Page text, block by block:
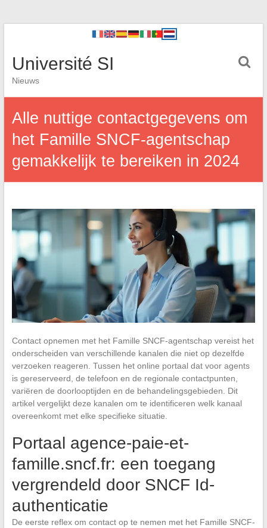
Université SI
Nieuws
Alle nuttige contactgegevens om
het Famille SNCF-agentschap
gemakkelijk te bereiken in 2024
Contact opnemen met het Famille SNCF-agentschap vereist het
onderscheiden van verschillende kanalen die niet op dezelfde
verzoeken reageren. Tussen het online portaal dat voor agents
is gereserveerd, de telefoon en de regionale contactpunten,
variëren de doorlooptijden en de behandelingsgebieden. Dit
artikel vergelijkt deze kanalen om te identificeren welk kanaal
overeenkomt met elke specifieke situatie.
Portaal agence-paie-et-
famille.sncf.fr: een toegang
vergrendeld door SNCF Id-
authenticatie
De eerste reflex om contact op te nemen met het Famille SNCF-